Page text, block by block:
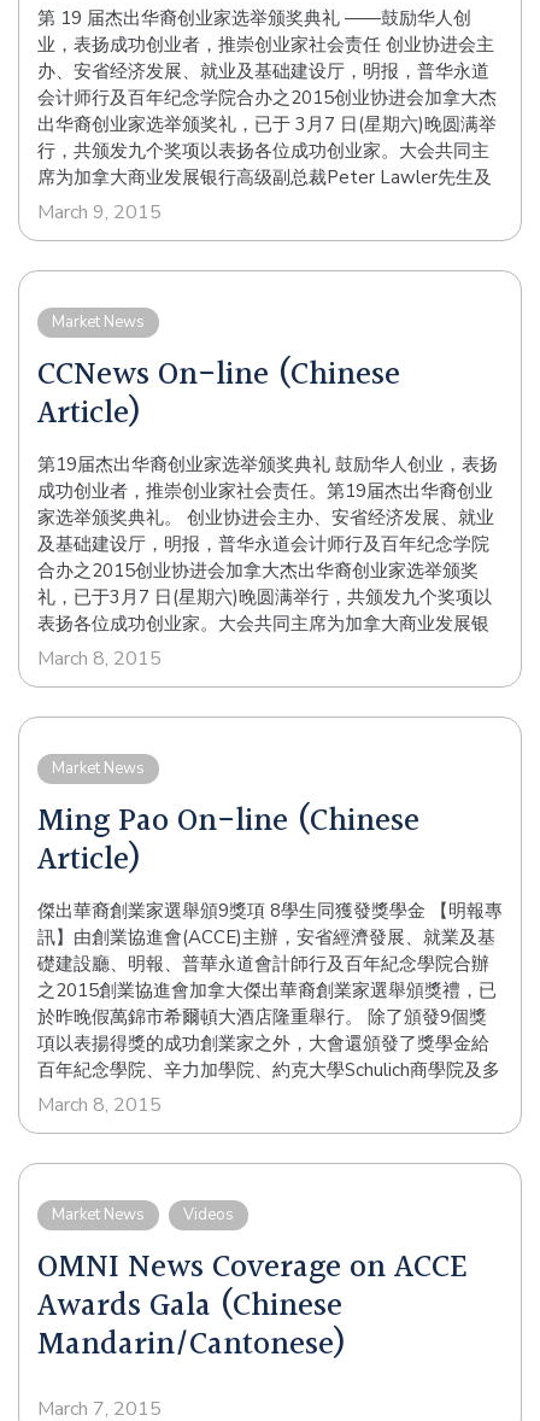
第 19 届杰出华裔创业家选举颁奖典礼 ——鼓励华人创
业，表扬成功创业者，推崇创业家社会责任 创业协进会主
办、安省经济发展、就业及基础建设厅，明报，普华永道
会计师行及百年纪念学院合办之2015创业协进会加拿大杰
出华裔创业家选举颁奖礼，已于 3月7 日(星期六)晚圆满举
行，共颁发九个奖项以表扬各位成功创业家。大会共同主
席为加拿大商业发展银行高级副总裁Peter Lawler先生及
创业协进会会长励文灏先生。 独立评选团由安省经济发
定，包括企业创意、运作成功程度、产品及服务质素、增
长前瞻、管理能力、国际知名度、僱员关係、以及社区服
务之参 与等等要素。被提名参选者必须为华裔，在企业运
作中佔着领导地位，并不曾触犯任何法例。今年的提名来
自全国，远至卑诗省、及沙省的优秀创业家也参加竞逐。
督李绍麟先生（The Honourable Philip S. Lee）。他积极
发扬中华传统文化、提高华人地位和投身慈善事业，对加
国华裔社区甚至整个加拿大都有杰出的贡献。李绍麟先生
不遗馀力为华裔及其他有需要之 人士争取公平机会，令华
裔社区及其他少数族裔社区的权益得以改变，使加拿大成
为一个更具和谐创造力的国家。 其他八个奖项得主分别如
下： 最佳企业家奖 （道明加拿大信託赞助） CIBT
Education Group Inc. …
March 9, 2015
Market News
CCNews On-line (Chinese
Article)
第19届杰出华裔创业家选举颁奖典礼 鼓励华人创业，表扬
成功创业者，推崇创业家社会责任。第19届杰出华裔创业
家选举颁奖典礼。 创业协进会主办、安省经济发展、就业
及基础建设厅，明报，普华永道会计师行及百年纪念学院
合办之2015创业协进会加拿大杰出华裔创业家选举颁奖
礼，已于3月7 日(星期六)晚圆满举行，共颁发九个奖项以
表扬各位成功创业家。大会共同主席为加拿大商业发展银
行高级副总裁Peter Lawler先生及创业协进会会长励文灏
响。评选准则视乎个别奖项而定，包括企业创意、运作成
功程度、产品及服务质素、增长前瞻、 管理能力、国际知
名度、雇员关系、以及社区服务之参与等等要素。被提名
参选者必须为华裔，在企业运作中占著领导地位，并不曾
触犯任何法例。今年的提名来自 全国，远至卑诗省、及沙
奖，得主为现任缅尼托巴省省督-李绍麟先生（The
Honourable Philip S. Lee）。他积极发扬中华传统文化、
提高华人地位和投身慈善事业，对加国华裔社区甚至整个
加拿大都有杰出的贡献。李绍麟先生不遗余力为华裔及其
他有需要之 人士争取公平机会，令华裔社区及其他少数族
裔社区的权益得以改变，使加拿大成为一个更具和谐创造
力的国家。 Read More
March 8, 2015
Market News
Ming Pao On-line (Chinese
Article)
傑出華裔創業家選舉頒9獎項 8學生同獲發獎學金 【明報專
訊】由創業協進會(ACCE)主辦，安省經濟發展、就業及基
礎建設廳、明報、普華永道會計師行及百年紀念學院合辦
之2015創業協進會加拿大傑出華裔創業家選舉頒獎禮，已
於昨晚假萬錦市希爾頓大酒店隆重舉行。 除了頒發9個獎
項以表揚得獎的成功創業家之外，大會還頒發了獎學金給
百年紀念學院、辛力加學院、約克大學Schulich商學院及多
倫多大學的學生。大會還向協群社區服務中心和多倫多湖
會而努力。本會亦不忘推動對社區的責任感，鼓勵創業家
回饋社會。今年5月 及10月，將再次於西岸舉行活動，推
廣創業精神。本人借今次的盛會，衷心感謝所有董事、贊
助商、職員、會員、義工、傳媒朋友及各級政府一直以來
的支持，才 可令今晚的盛會與創業協進會的工作取得成
功。」 今年由皇家銀行贊助的終身成就獎，得主為現任緬
尼托巴省省督李紹麟 (The Honourable Philip S. Lee)。他
對加國華裔社區甚至整個加拿大都有傑出的貢獻。 李紹麟
March 8, 2015
Market News Videos
OMNI News Coverage on ACCE
Awards Gala (Chinese
Mandarin/Cantonese)
March 7, 2015